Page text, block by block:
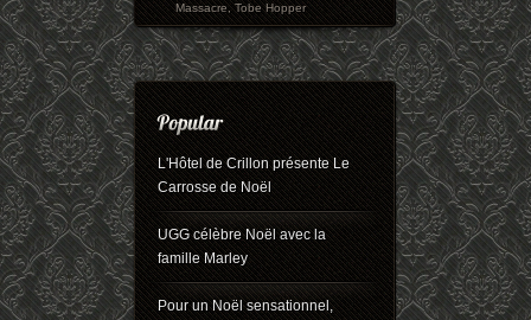
Massacre,Tobe Hopper
L'Hôtel de Crillon présente Le
Carrosse de Noël
UGG célèbre Noël avec la
famille Marley
Pour un Noël sensationnel,